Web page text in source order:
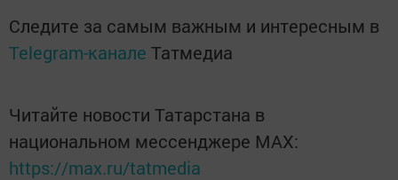
Следите за самым важным и интересным в
Telegram-канале Татмедиа
Читайте новости Татарстана в
национальном мессенджере MАХ:
https://max.ru/tatmedia